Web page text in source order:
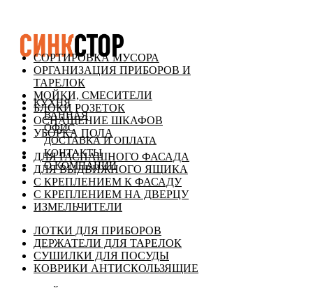
КУХНЯ
ВАННАЯ
ОФИС
ДОСТАВКА И ОПЛАТА
КОНТАКТЫ
О КОМПАНИИ
СОРТИРОВКА МУСОРА
ОРГАНИЗАЦИЯ ПРИБОРОВ И
ТАРЕЛОК
МОЙКИ, СМЕСИТЕЛИ
БЛОКИ РОЗЕТОК
ОСНАЩЕНИЕ ШКАФОВ
УБОРКА ПОЛА
ДЛЯ РАСПАШНОГО ФАСАДА
ДЛЯ ВЫДВИЖНОГО ЯЩИКА
С КРЕПЛЕНИЕМ К ФАСАДУ
С КРЕПЛЕНИЕМ НА ДВЕРЦУ
ИЗМЕЛЬЧИТЕЛИ
ЛОТКИ ДЛЯ ПРИБОРОВ
ДЕРЖАТЕЛИ ДЛЯ ТАРЕЛОК
СУШИЛКИ ДЛЯ ПОСУДЫ
КОВРИКИ АНТИСКОЛЬЗЯЩИЕ